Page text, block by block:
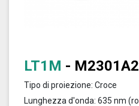
LT1M -
Tipo di proiezione: Croce
Lunghezza d'onda: 635 nm